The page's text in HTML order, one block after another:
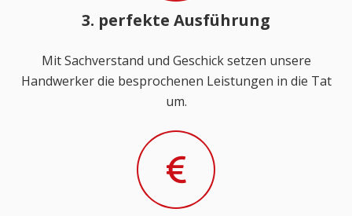
3. perfekte Ausführung
Mit Sachverstand und Geschick setzen unsere
Handwerker die besprochenen Leistungen in die Tat
um.